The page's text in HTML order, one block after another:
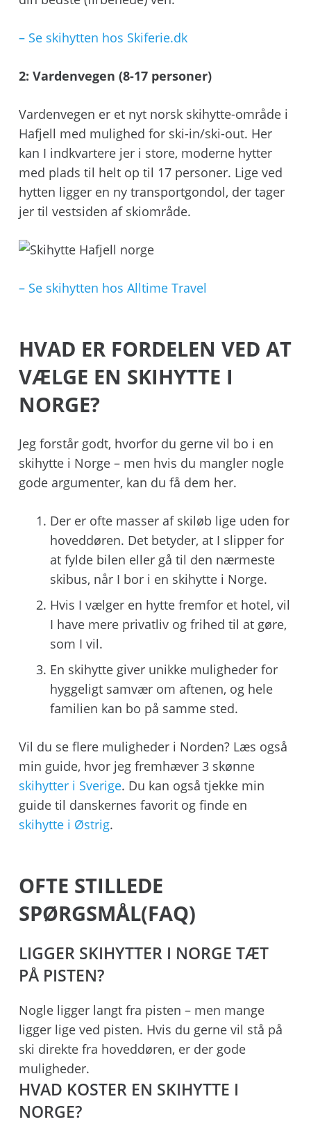
– Se skihytten hos Skiferie.dk
2: Vardenvegen (8-17 personer)
Vardenvegen er et nyt norsk skihytte-område i
Hafjell med mulighed for ski-in/ski-out. Her
kan I indkvartere jer i store, moderne hytter
med plads til helt op til 17 personer. Lige ved
hytten ligger en ny transportgondol, der tager
jer til vestsiden af skiområde.
– Se skihytten hos Alltime Travel
HVAD ER FORDELEN VED AT
VÆLGE EN SKIHYTTE I
NORGE?
Jeg forstår godt, hvorfor du gerne vil bo i en
skihytte i Norge – men hvis du mangler nogle
gode argumenter, kan du få dem her.
Der er ofte masser af skiløb lige uden for
hoveddøren. Det betyder, at I slipper for
at fylde bilen eller gå til den nærmeste
skibus, når I bor i en skihytte i Norge.
Hvis I vælger en hytte fremfor et hotel, vil
I have mere privatliv og frihed til at gøre,
som I vil.
En skihytte giver unikke muligheder for
hyggeligt samvær om aftenen, og hele
familien kan bo på samme sted.
Vil du se flere muligheder i Norden? Læs også
min guide, hvor jeg fremhæver 3 skønne
skihytter i Sverige. Du kan også tjekke min
guide til danskernes favorit og finde en
skihytte i Østrig.
OFTE STILLEDE
SPØRGSMÅL(FAQ)
LIGGER SKIHYTTER I NORGE TÆT
PÅ PISTEN?
Nogle ligger langt fra pisten – men mange
ligger lige ved pisten. Hvis du gerne vil stå på
ski direkte fra hoveddøren, er der gode
muligheder.
HVAD KOSTER EN SKIHYTTE I
NORGE?